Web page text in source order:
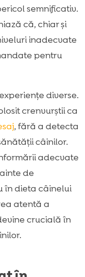
semnificativ.
că, chiar și
inadecvate
pentru
diverse.
crenvurștii ca
, fără a detecta
câinilor.
adecvate
de
în dieta câinelui
atentă a
crucială în